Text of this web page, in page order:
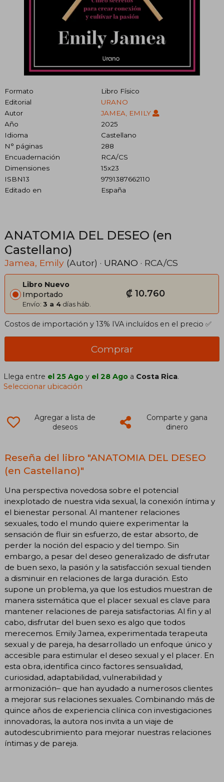
Formato
Libro Físico
Editorial
URANO
Autor
JAMEA, EMILY
Año
2025
Idioma
Castellano
N° páginas
288
Encuadernación
RCA/CS
Dimensiones
15x23
ISBN13
9791387662110
Editado en
España
ANATOMIA DEL DESEO (en
Castellano)
Jamea, Emily (Autor) · URANO · RCA/CS
Libro Nuevo
Importado
Envío: 3 a 4 días háb.
₡ 10.760
Costos de importación y 13% IVA incluídos en el precio ✅
Comprar
Llega entre el 25 Ago y el 28 Ago a Costa Rica.
Seleccionar ubicación
Agregar a lista de
deseos
Comparte y gana
dinero
Reseña del libro "ANATOMIA DEL DESEO
(en Castellano)"
Una perspectiva novedosa sobre el potencial
inexplotado de nuestra vida sexual, la conexión íntima y
el bienestar personal. Al mantener relaciones
sexuales, todo el mundo quiere experimentar la
sensación de fluir sin esfuerzo, de estar absorto, de
perder la noción del espacio y del tiempo. Sin
embargo, a pesar del deseo generalizado de disfrutar
de buen sexo, la pasión y la satisfacción sexual tienden
a disminuir en relaciones de larga duración. Esto
supone un problema, ya que los estudios muestran de
manera sistemática que el placer sexual es clave para
mantener relaciones de pareja satisfactorias. Al fin y al
cabo, disfrutar del buen sexo es algo que todos
merecemos. Emily Jamea, experimentada terapeuta
sexual y de pareja, ha desarrollado un enfoque único y
accesible para estimular el deseo sexual y el placer. En
esta obra, identifica cinco factores sensualidad,
curiosidad, adaptabilidad, vulnerabilidad y
armonización– que han ayudado a numerosos clientes
a mejorar sus relaciones sexuales. Combinando más de
quince años de experiencia clínica con investigaciones
innovadoras, la autora nos invita a un viaje de
autodescubrimiento para mejorar nuestras relaciones
íntimas y de pareja.